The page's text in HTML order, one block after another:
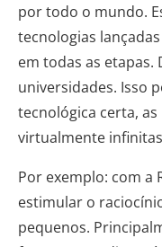
por todo o mundo.
tecnologias
em todas as etapas.
universidades. Isso
tecnológica certa,
virtualmente
Por exemplo: com a
estimular o
pequenos.